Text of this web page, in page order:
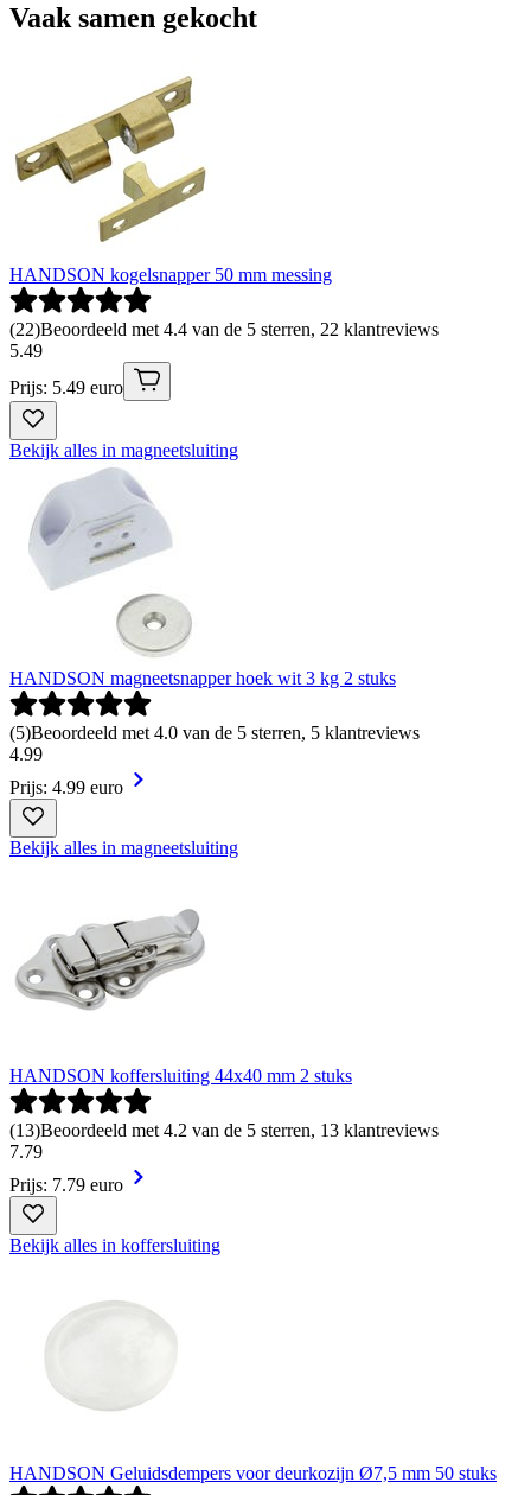
Vaak samen gekocht
HANDSON kogelsnapper 50 mm messing
(22)Beoordeeld met 4.4 van de 5 sterren, 22 klantreviews
5.49
Prijs: 5.49 euro
Bekijk alles in magneetsluiting
HANDSON magneetsnapper hoek wit 3 kg 2 stuks
(5)Beoordeeld met 4.0 van de 5 sterren, 5 klantreviews
4.99
Prijs: 4.99 euro
Bekijk alles in magneetsluiting
HANDSON koffersluiting 44x40 mm 2 stuks
(13)Beoordeeld met 4.2 van de 5 sterren, 13 klantreviews
7.79
Prijs: 7.79 euro
Bekijk alles in koffersluiting
HANDSON Geluidsdempers voor deurkozijn Ø7,5 mm 50 stuks